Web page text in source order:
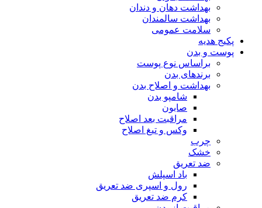
بهداشت دهان و دندان
بهداشت سالمندان
سلامت عمومی
پکیج هدیه
پوست و بدن
براساس نوع پوست
برندهای بدن
بهداشت و اصلاح بدن
شامپو بدن
صابون
مراقبت بعد اصلاح
وکس و تیغ اصلاح
چرب
خشک
ضد تعریق
باد اسپلش
رول و اسپری ضد تعریق
کرم ضد تعریق